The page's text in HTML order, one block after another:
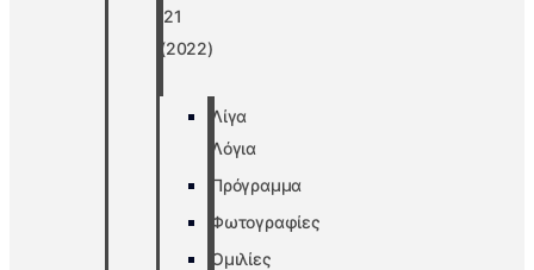
’21
(2022)
Λίγα
Λόγια
Πρόγραμμα
Φωτογραφίες
Ομιλίες